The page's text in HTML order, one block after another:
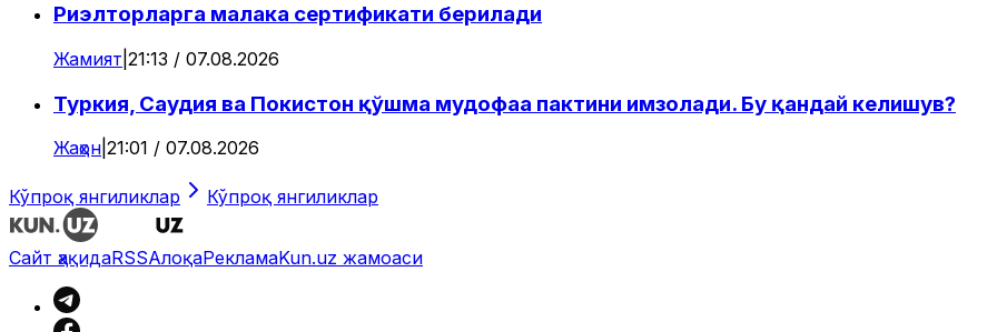
Риэлторларга малака сертификати берилади
Жамият 21:13 / 07.08.2026
Туркия, Саудия ва Покистон қўшма мудофаа пактини имзолади. Бу қандай келишув?
Жаҳон 21:01 / 07.08.2026
Кўпроқ янгиликлар Кўпроқ янгиликлар
Сайт ҳақидаRSSАлоқаРекламаKun.uz жамоаси